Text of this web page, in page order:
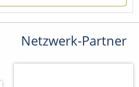
Netzwerk-Partner